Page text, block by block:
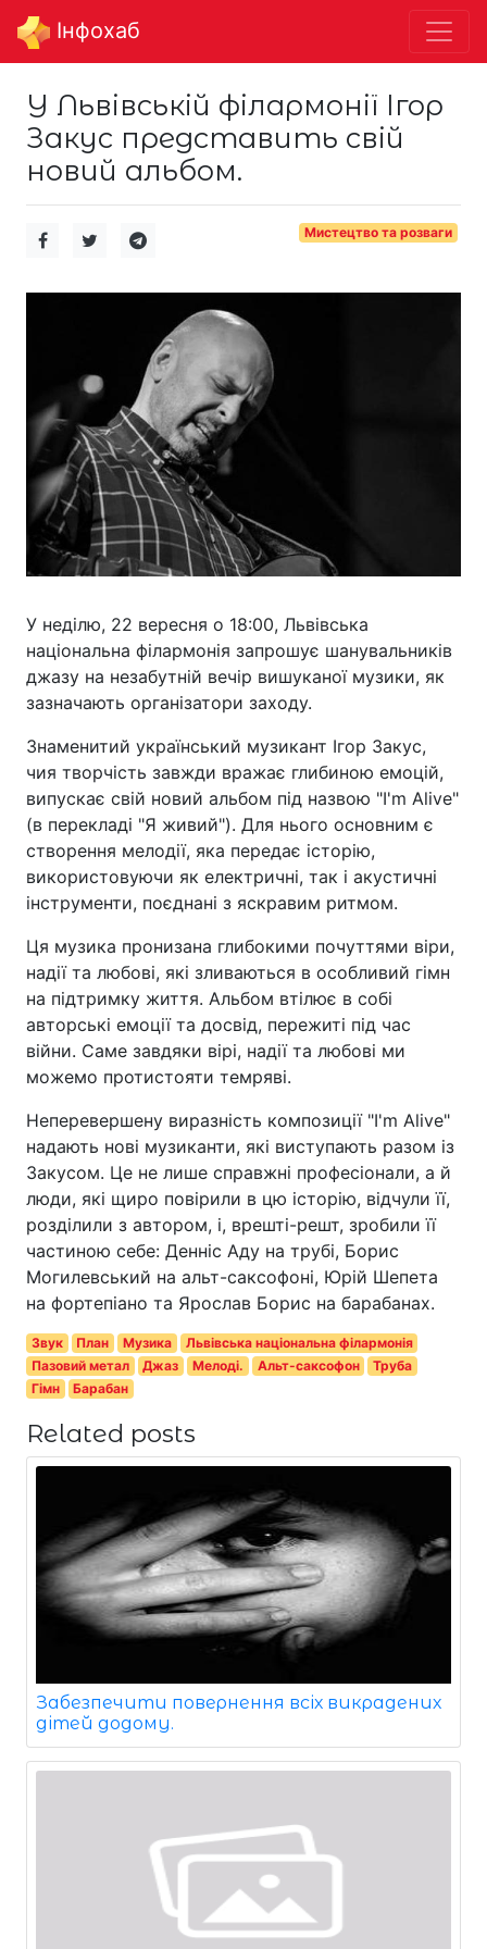
Інфохаб
У Львівській філармонії Ігор
Закус представить свій
новий альбом.
Мистецтво та розваги
У неділю, 22 вересня о 18:00, Львівська
національна філармонія запрошує шанувальників
джазу на незабутній вечір вишуканої музики, як
зазначають організатори заходу.
Знаменитий український музикант Ігор Закус,
чия творчість завжди вражає глибиною емоцій,
випускає свій новий альбом під назвою "I'm Alive"
(в перекладі "Я живий"). Для нього основним є
створення мелодії, яка передає історію,
використовуючи як електричні, так і акустичні
інструменти, поєднані з яскравим ритмом.
Ця музика пронизана глибокими почуттями віри,
надії та любові, які зливаються в особливий гімн
на підтримку життя. Альбом втілює в собі
авторські емоції та досвід, пережиті під час
війни. Саме завдяки вірі, надії та любові ми
можемо протистояти темряві.
Неперевершену виразність композиції "I'm Alive"
надають нові музиканти, які виступають разом із
Закусом. Це не лише справжні професіонали, а й
люди, які щиро повірили в цю історію, відчули її,
розділили з автором, і, врешті-решт, зробили її
частиною себе: Денніс Аду на трубі, Борис
Могилевський на альт-саксофоні, Юрій Шепета
на фортепіано та Ярослав Борис на барабанах.
Звук План Музика
Львівська національна філармонія
Пазовий метал
Джаз Мелоді. Альт-саксофон
Труба
Гімн
Барабан
Related posts
Забезпечити повернення всіх викрадених
дітей додому.